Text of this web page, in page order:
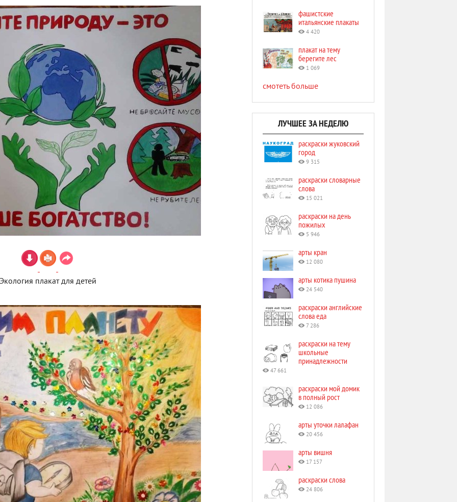
Экология плакат для детей
фашистские
итальянские плакаты
4 420
плакат на тему
берегите лес
1 069
смотеть больше
ЛУЧШЕЕ ЗА НЕДЕЛЮ
раскраски жуковский
город
9 315
раскраски словарные
слова
15 021
раскраски на день
пожилых
5 946
арты кран
12 080
арты котика пушина
24 540
раскраски английские
слова еда
7 286
раскраски на тему
школьные
принадлежности
47 661
раскраски мой домик
в полный рост
12 086
арты уточки лалафан
20 456
арты вишня
17 157
раскраски слова
24 806